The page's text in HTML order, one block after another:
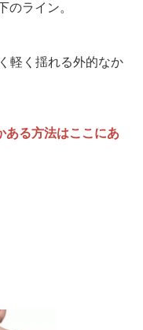
のライン。
軽く揺れる外的なか
ある方法はここにあ